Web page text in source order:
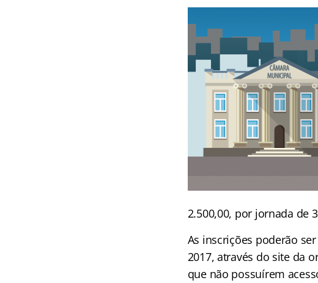
2.500,00, por jornada de
As inscrições poderão
2017, através do site da
que não possuírem